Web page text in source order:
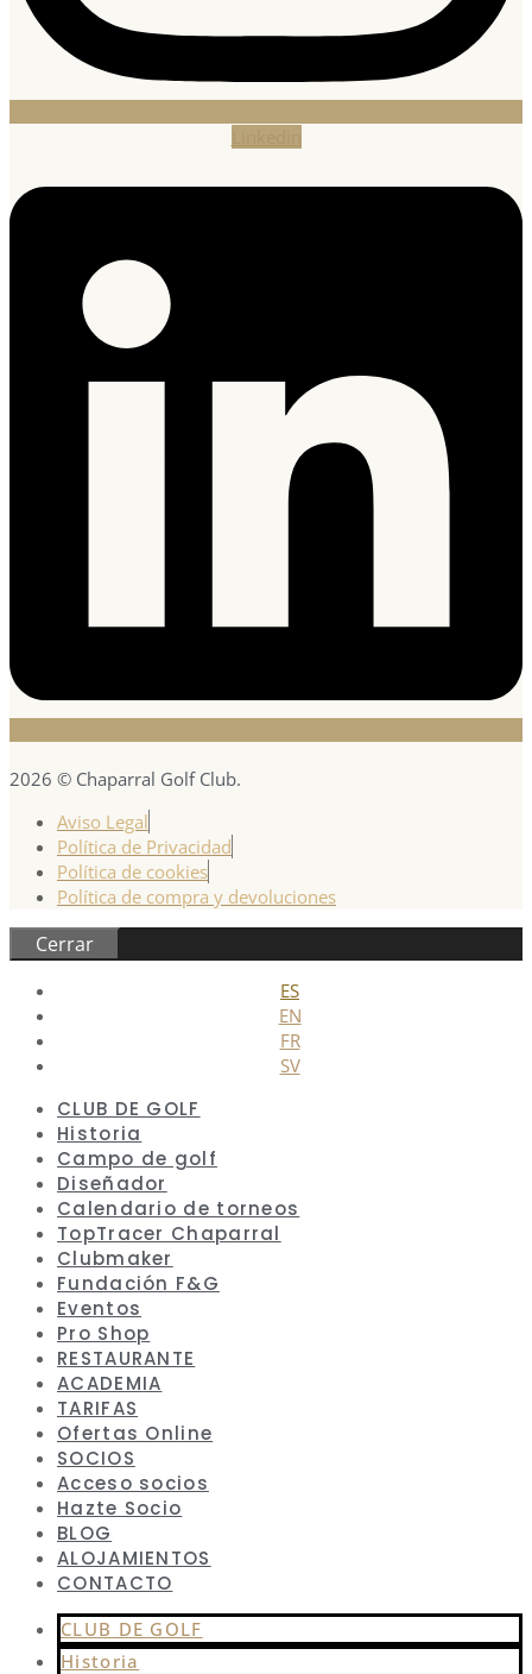
2026 © Chaparral Golf Club.
Aviso Legal
Política de Privacidad
Política de cookies
Política de compra y devoluciones
Cerrar
ES
EN
FR
SV
CLUB DE GOLF
Historia
Campo de golf
Diseñador
Calendario de torneos
TopTracer Chaparral
Clubmaker
Fundación F&G
Eventos
Pro Shop
RESTAURANTE
ACADEMIA
TARIFAS
Ofertas Online
SOCIOS
Acceso socios
Hazte Socio
BLOG
ALOJAMIENTOS
CONTACTO
CLUB DE GOLF
Historia